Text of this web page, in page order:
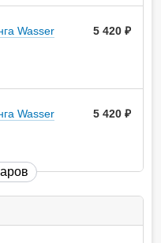
Wasser
5 420
Wasser
5 420